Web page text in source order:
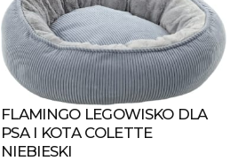
Zobacz produkt
FLAMINGO LEGOWISKO DLA
PSA I KOTA COLETTE
NIEBIESKI